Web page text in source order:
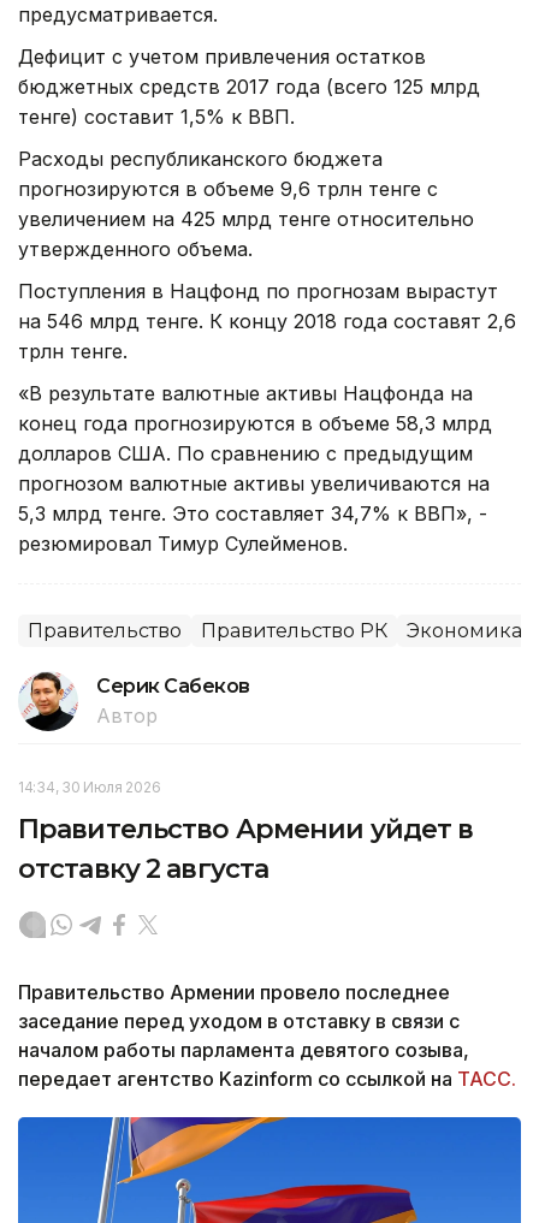
предусматривается.
Дефицит с учетом привлечения остатков
бюджетных средств 2017 года (всего 125 млрд
тенге) составит 1,5% к ВВП.
Расходы республиканского бюджета
прогнозируются в объеме 9,6 трлн тенге с
увеличением на 425 млрд тенге относительно
утвержденного объема.
Поступления в Нацфонд по прогнозам вырастут
на 546 млрд тенге. К концу 2018 года составят 2,6
трлн тенге.
«В результате валютные активы Нацфонда на
конец года прогнозируются в объеме 58,3 млрд
долларов США. По сравнению с предыдущим
прогнозом валютные активы увеличиваются на
5,3 млрд тенге. Это составляет 34,7% к ВВП», -
резюмировал Тимур Сулейменов.
Правительство Правительство РК Экономика
Серик Сабеков
Автор
14:34, 30 Июля 2026
Правительство Армении уйдет в
отставку 2 августа
Правительство Армении провело последнее
заседание перед уходом в отставку в связи с
началом работы парламента девятого созыва,
передает агентство Kazinform со ссылкой на ТАСС.